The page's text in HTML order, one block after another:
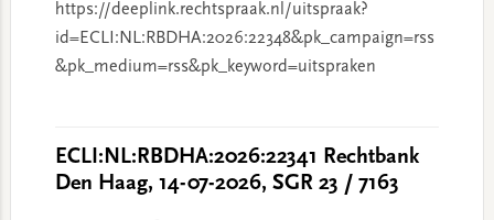
https://deeplink.rechtspraak.nl/uitspraak?
id=ECLI:NL:RBDHA:2026:22348&pk_campaign=rss
&pk_medium=rss&pk_keyword=uitspraken
ECLI:NL:RBDHA:2026:22341 Rechtbank
Den Haag, 14-07-2026, SGR 23 / 7163